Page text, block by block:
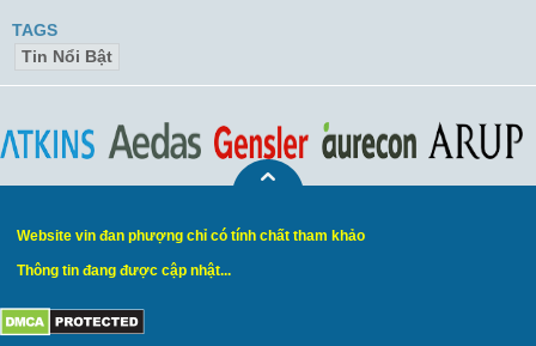
TAGS
Tin Nổi Bật
Website vin đan phượng chỉ có tính chất tham khảo
Thông tin đang được cập nhật...